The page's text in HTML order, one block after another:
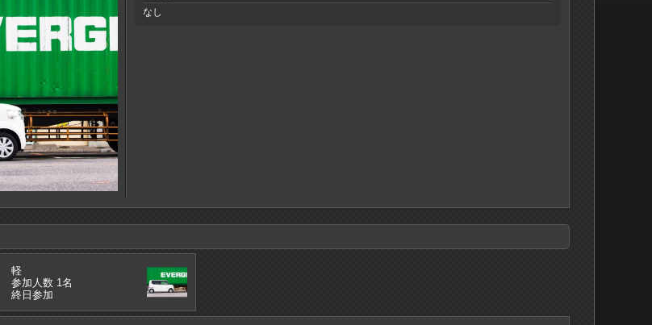
なし
軽
参加人数 1名
終日参加